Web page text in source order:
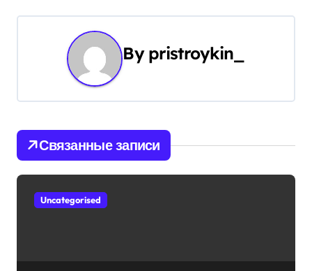
ц
п
о
з
а
By pristroykin_
Связанные записи
Uncategorised